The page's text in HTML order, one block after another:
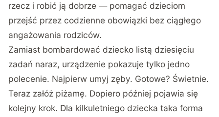
rzecz i robić ją dobrze — pomagać dzieciom
przejść przez codzienne obowiązki bez ciągłego
angażowania rodziców.
Zamiast bombardować dziecko listą dziesięciu
zadań naraz, urządzenie pokazuje tylko jedno
polecenie. Najpierw umyj zęby. Gotowe? Świetnie.
Teraz załóż piżamę. Dopiero później pojawia się
kolejny krok. Dla kilkuletniego dziecka taka forma